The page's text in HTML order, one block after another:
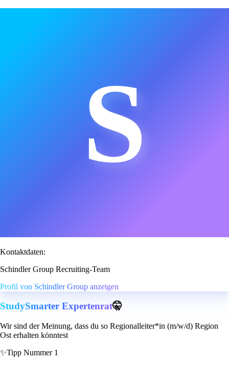
S
Kontaktdaten:
Schindler Group Recruiting-Team
Profil von Schindler Group anzeigen
StudySmarter Expertenrat🤫
Wir sind der Meinung, dass du so Regionalleiter*in (m/w/d) Region
Ost erhalten könntest
✨Tipp Nummer 1